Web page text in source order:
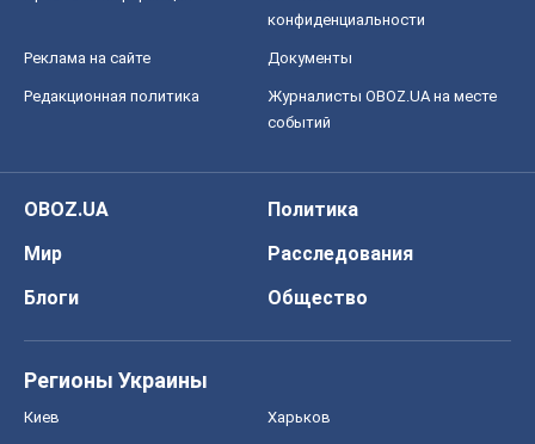
конфиденциальности
Реклама на сайте Документы
Редакционная политика
Журналисты OBOZ.UA на месте
событий
OBOZ.UA
Политика
Мир
Расследования
Блоги
Общество
Регионы Украины
Киев Харьков